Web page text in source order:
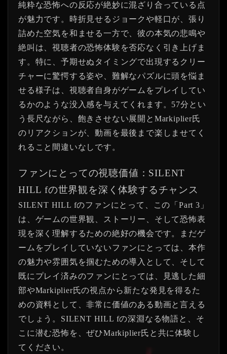
純粋な恐怖への反応が絶妙に混ざり合っている点
が魅力です。時折見せるジョークや軽口が、張り
詰めた空気を和ませる一方で、彼の本気の悲鳴や
絶叫は、視聴者の恐怖体験を否応なく引き上げま
す。特に、予期せぬタイミングで出現するクリー
チャーに驚愕する姿や、難解なパズルに頭を悩ま
せる様子は、視聴者自身がゲームをプレイしてい
るかのような没入感を与えてくれます。57分とい
う長尺ながら、飽きさせない展開とMarkiplier氏
のリアクションが、動画を最後まで楽しませてく
れること間違いなしです。
ファンにとっての視聴価値：SILENT
HILL fの世界観を深く体験するチャンス
SILENT HILL fのファンにとって、この「Part 3」
は、ゲームの世界観、ストーリー、そして恐怖表
現を深く理解するための絶好の機会です。まだゲ
ームをプレイしていないファンにとっては、本作
の魅力や雰囲気を掴むための導入として、そして
既にプレイ済みのファンにとっては、見逃した細
部やMarkiplier氏の視点から新たな発見を得るた
めの資料として、非常に価値のある動画と言える
でしょう。SILENT HILL fの深淵なる物語と、そ
こに潜む恐怖を、ぜひMarkiplier氏と共に体験し
てください。